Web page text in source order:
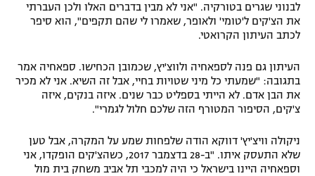
המגזין
לבנוני שגרים בטורקיה. "אני לא מבין בדברים האלו ולכן העברתי
את הצ'קים ל'טומי' ולאופר, שאמרו לי שהם תקפים", הוא סיפר
לכתב העיתון הקרואטי.
העיתון גם פנה לספאחיה ולווצ'יץ, שכמובן הכחישו. ספאחיה אמר
בתגובה: "שמעתי כל מיני שטויות בחיי, אבל זה השיא. אני לא מכיר
את הבן אדם. לא הייתי בספליט כבר שנים. איזה בנקים, איזה
צ'קים, הסיפור המטורף הזה שלכם חלול לגמרי".
ניקולה וויצ'יץ' דווקא הודה שלפחות שמע על המקרה, אבל טען
שלא התעסק איתו. "ב-28 בדצמבר 2017, כשהצ'קים הופקדו, אני
וספאחיה היינו בישראל כי היה למכבי תל אביב משחק בית מול